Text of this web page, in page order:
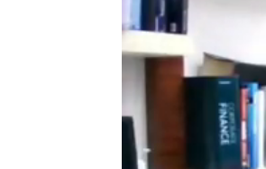
perubahan profil risiko
Seperti apa tips atur
Chieft Economist
(Jumat, 04/12/2020)
Bagikan: